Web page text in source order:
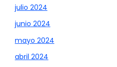
julio 2024
junio 2024
mayo 2024
abril 2024